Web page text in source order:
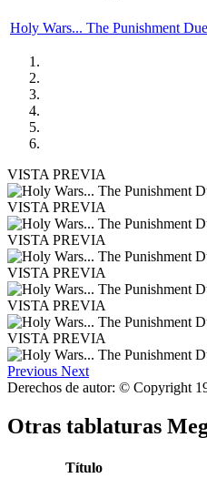
Holy Wars... The Punishment
VISTA PREVIA
VISTA PREVIA
VISTA PREVIA
VISTA PREVIA
VISTA PREVIA
VISTA PREVIA
Previous Next
Derechos de autor: © Copyright
Otras tablaturas
Título